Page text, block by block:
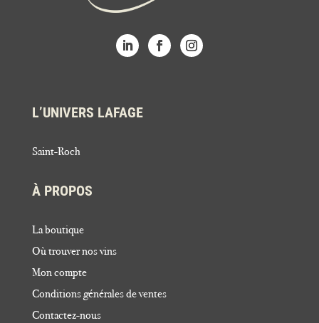
L’UNIVERS LAFAGE
Saint-Roch
À PROPOS
La boutique
Où trouver nos vins
Mon compte
Conditions générales de ventes
Contactez-nous